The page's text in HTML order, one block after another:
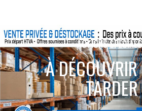
ACTIONS
À
TARDER